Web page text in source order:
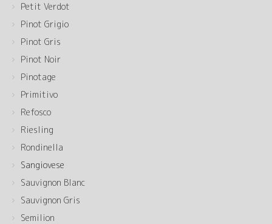
Petit Verdot
Pinot Grigio
Pinot Gris
Pinot Noir
Pinotage
Primitivo
Refosco
Riesling
Rondinella
Sangiovese
Sauvignon Blanc
Sauvignon Gris
Semilion